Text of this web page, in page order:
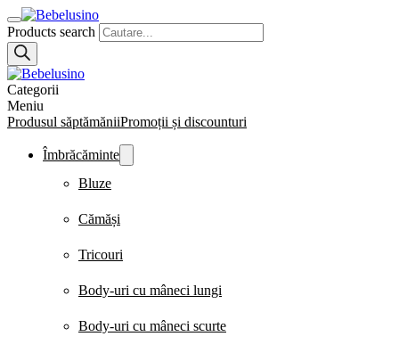
Products search
Categorii
Meniu
Produsul săptămăniiPromoții și discounturi
Îmbrăcăminte
Bluze
Cămăși
Tricouri
Body-uri cu mâneci lungi
Body-uri cu mâneci scurte